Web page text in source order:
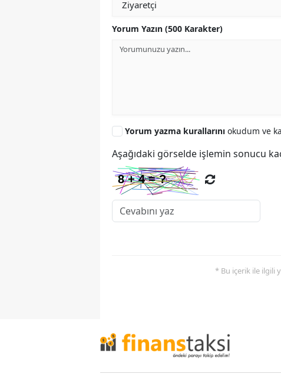
Yorum Yazın (500 Karakter)
Yorum yazma kurallarını okudum ve
Aşağıdaki görselde işlemin sonucu
* Bu içerik ile ilgili